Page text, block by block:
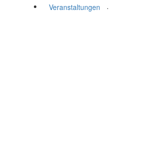
Veranstaltungen
.